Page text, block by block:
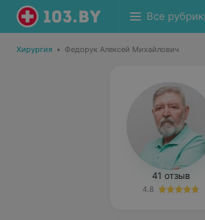
Все
Хирургия • Федорук Алексей Михайлович
41 отзыв
4.8